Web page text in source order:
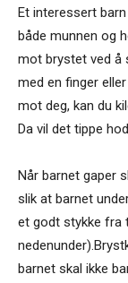
Et interessert
både munnen og
mot brystet ved å
med en finger
mot deg, kan du
Da vil det tippe
Når barnet gaper
slik at barnet
et godt stykke fra
barnet skal ikke